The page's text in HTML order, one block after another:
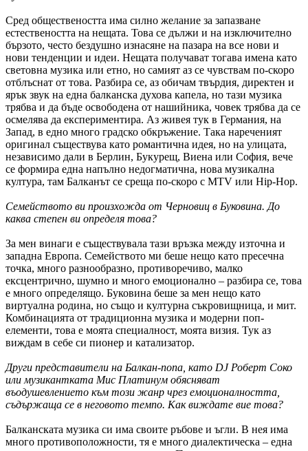
Сред обществеността има силно желание за запазване
естествеността на нещата. Това се дължи и на изключително
бързото, често бездушно изнасяне на пазара на все нови и
нови тенденции и идеи. Нещата получават тогава имена като
световна музика или етно, но самият аз се чувствам по-скоро
отблъснат от това. Разбира се, аз обичам твърдия, директен и
ярък звук на една балканска духова капела, но тази музика
трябва и да бъде освободена от нашийника, човек трябва да се
осмелява да експериментира. Аз живея тук в Германия, на
Запад, в едно много градско обкръжение. Така нареченият
оригинал съществува като романтична идея, но на улицата,
независимо дали в Берлин, Букурещ, Виена или София, вече
се формира една напълно недогматична, нова музикална
култура, там Балканът се среща по-скоро с MTV или Hip-Hop.
Семейството ви произхожда от Черновиц в Буковина. До
каква степен ви определя това?
За мен винаги е съществувала тази връзка между източна и
западна Европа. Семейството ми беше нещо като пресечна
точка, много разнообразно, противоречиво, малко
ексцентрично, шумно и много емоционално – разбира се, това
е много определящо. Буковина беше за мен нещо като
виртуална родина, но също и културна съкровищница, и мит.
Комбинацията от традиционна музика и модерни поп-
елементи, това е моята специалност, моята визия. Тук аз
виждам в себе си пионер и катализатор.
Други представители на Балкан-попа, като DJРоберт Соко
или музикантката Мис Платинум обясняват
въодушевлението към този жанр чрез емоционалността,
съдържаща се в неговото темпо. Как виждате вие това?
Балканската музика си има своите ръбове и ъгли. В нея има
много противоположности, тя е много диалектическа – една